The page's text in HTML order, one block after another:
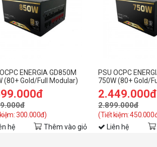
ENERGIA GD850M
(80+ Gold/Full Modular)
300.000đ)
hệ Thêm vào giỏ
PSU OCPC
750W (80+ Gold/
2.449.000đ
2.899.000đ
(Tiết kiệm:
Liên hệ